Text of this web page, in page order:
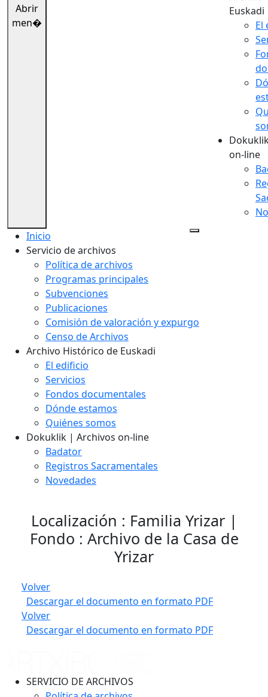
Abrir
men�
Euskadi
El
on-line
Inicio
Servicio de archivos
Política de archivos
Programas principales
Subvenciones
Publicaciones
Comisión de valoración y expurgo
Censo de Archivos
Archivo Histórico de Euskadi
El edificio
Servicios
Fondos documentales
Dónde estamos
Quiénes somos
Dokuklik | Archivos on-line
Badator
Registros Sacramentales
Novedades
Localización : Familia Yrizar |
Fondo : Archivo de la Casa de
Yrizar
Volver
Descargar el documento en formato PDF
Volver
Descargar el documento en formato PDF
SERVICIO DE ARCHIVOS